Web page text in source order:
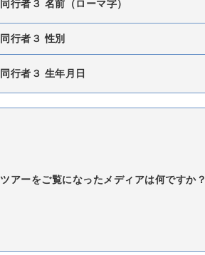
同行者３ 名前（ローマ字）
同行者３ 性別
同行者３ 生年月日
ツアーをご覧になったメディアは何ですか？